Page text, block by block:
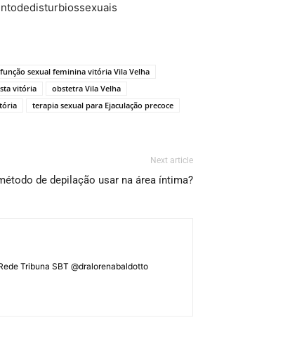
sexual feminina vitória Vila Velha
vitória
obstetra Vila Velha
terapia sexual para Ejaculação precoce
Next article
de depilação usar na área íntima?
Tribuna SBT @dralorenabaldotto